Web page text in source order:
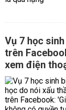
Vụ 7 học
trên
xem điện